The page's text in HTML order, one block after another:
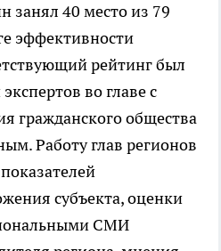
занял 40 место из 79
эффективности
рейтинг был
во главе с
гражданского общества
Работу глав регионов
субъекта, оценки
СМИ